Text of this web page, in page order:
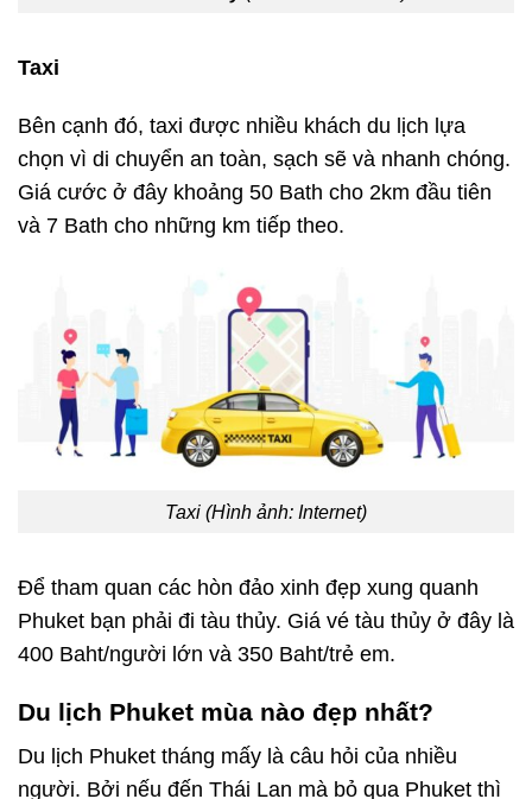
Taxi
Bên cạnh đó, taxi được nhiều khách du lịch lựa
chọn vì di chuyển an toàn, sạch sẽ và nhanh chóng.
Giá cước ở đây khoảng 50 Bath cho 2km đầu tiên
và 7 Bath cho những km tiếp theo.
Taxi (Hình ảnh: Internet)
Để tham quan các hòn đảo xinh đẹp xung quanh
Phuket bạn phải đi tàu thủy. Giá vé tàu thủy ở đây là
400 Baht/người lớn và 350 Baht/trẻ em.
Du lịch Phuket mùa nào đẹp nhất?
Du lịch Phuket tháng mấy là câu hỏi của nhiều
người. Bởi nếu đến Thái Lan mà bỏ qua Phuket thì